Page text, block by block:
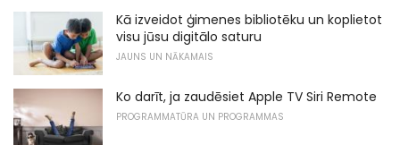
Kā izveidot ģimenes bibliotēku un koplietot
visu jūsu digitālo saturu
JAUNS UN NĀKAMAIS
Ko darīt, ja zaudēsiet Apple TV Siri Remote
PROGRAMMATŪRA UN PROGRAMMAS